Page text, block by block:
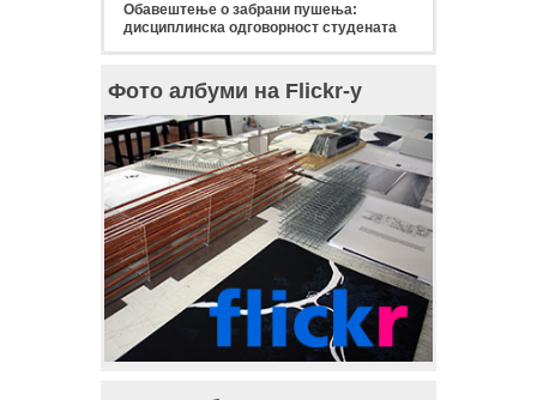
Обавештење о забрани пушења:
дисциплинска одговорност студената
Фото албуми на Flickr-у